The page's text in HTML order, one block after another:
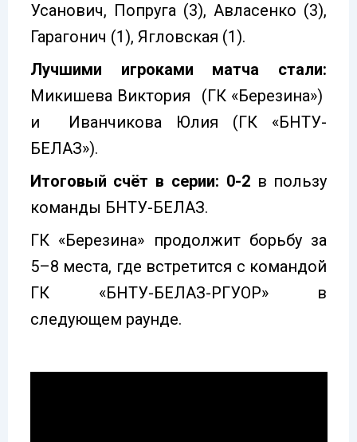
Усанович, Попруга (3), Авласенко (3),
Гарагонич (1), Ягловская (1).
Лучшими игроками матча стали:
Микишева Виктория (ГК «Березина»)
и Иванчикова Юлия (ГК «БНТУ-
БЕЛАЗ»).
Итоговый счёт в серии: 0-2в пользу
команды БНТУ-БЕЛАЗ.
ГК «Березина» продолжит борьбу за
5–8 места, где встретится с командой
ГК «БНТУ-БЕЛАЗ-РГУОР» в
следующем раунде.